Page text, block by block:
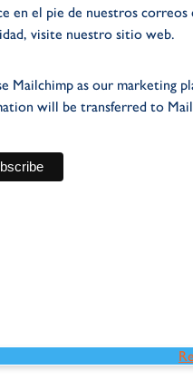
en el pie de nuestros
visite nuestro sitio web.
Mailchimp as our marketing
will be transferred to